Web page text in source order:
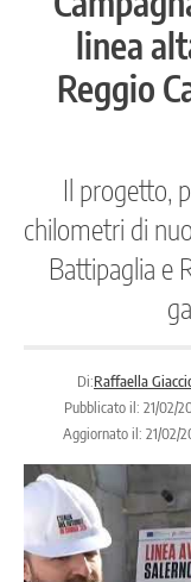
linea
Reggio
Il progetto,
chilometri di
Battipaglia e
Di:Raffaella
Pubblicato il: 21/02/
Aggiornato il: 21/02/